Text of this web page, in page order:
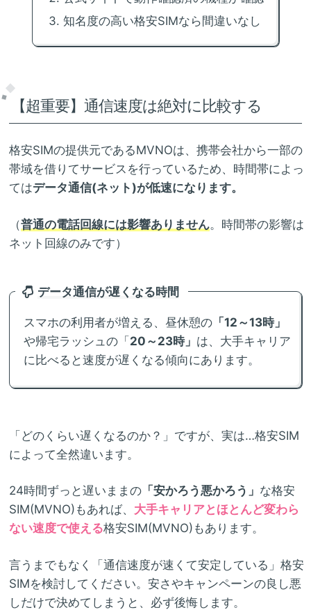
知名度の高い格安SIMなら間違いなし
【超重要】通信速度は絶対に比較する
格安SIMの提供元であるMVNOは、携帯会社から一部の
帯域を借りてサービスを行っているため、時間帯によっ
てはデータ通信(ネット)が低速になります。
（普通の電話回線には影響ありません。時間帯の影響は
ネット回線のみです）
データ通信が遅くなる時間
スマホの利用者が増える、昼休憩の「12～13時」
や帰宅ラッシュの「20～23時」 は、大手キャリア
に比べると速度が遅くなる傾向にあります。
「どのくらい遅くなるのか？」ですが、実は…格安SIM
によって全然違います。
24時間ずっと遅いままの 「安かろう悪かろう」 な格安
SIM(MVNO)もあれば、 大手キャリアとほとんど変わら
ない速度で使える格安SIM(MVNO)もあります。
言うまでもなく「通信速度が速くて安定している」格安
SIMを検討してください。安さやキャンペーンの良し悪
しだけで決めてしまうと、必ず後悔します。